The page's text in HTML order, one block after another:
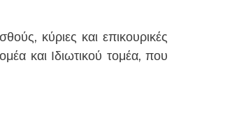
κύριες και επικουρικές
και Ιδιωτικού τομέα, που